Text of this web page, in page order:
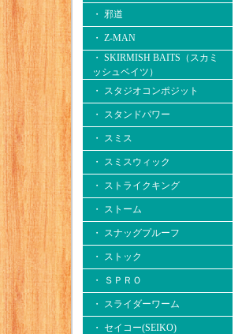
・ 邪道
・ Z-MAN
・ SKIRMISH BAITS（スカミ
ッシュベイツ）
・ スタジオコンポジット
・ スタンドパワー
・ スミス
・ スミスウィック
・ ストライクキング
・ ストーム
・ スナッグプルーフ
・ ストック
・ ＳＰＲＯ
・ スライダーワーム
・ セイコー(SEIKO)